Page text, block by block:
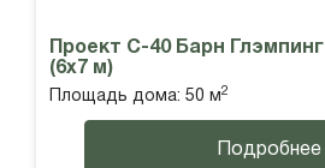
Проект С-40 Барн Глэмпинг
(6х7 м)
Площадь дома: 50 м 2
Подробнее